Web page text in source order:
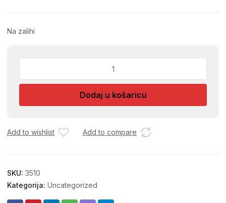
Na zalihi
KAPUCINO
količina
Dodaj u košaricu
Add to wishlist Add to compare
SKU: 3510
Kategorija: Uncategorized